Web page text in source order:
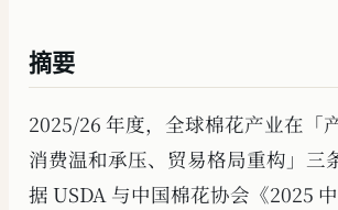
摘要
2025/26 年度，全球棉花产业在「产量再创高位、
消费温和承压、贸易格局重构」三
据 USDA 与中国棉花协会《2025